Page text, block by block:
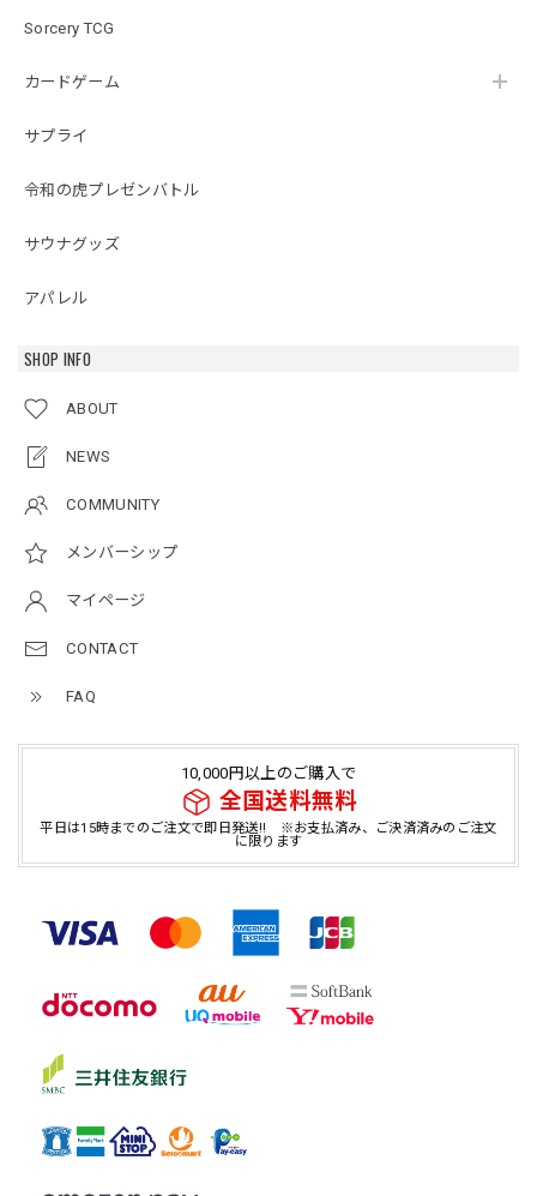
Sorcery TCG
カードゲーム
サプライ
令和の虎プレゼンバトル
サウナグッズ
アパレル
SHOP INFO
ABOUT
NEWS
COMMUNITY
メンバーシップ
マイページ
CONTACT
FAQ
10,000円以上のご購入で
全国送料無料
平日は15時までのご注文で即日発送!! ※お支払済み、ご決済済みのご注文
に限ります